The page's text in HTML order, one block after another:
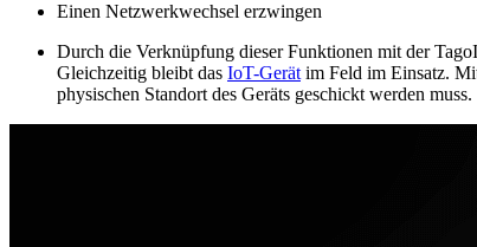
Einen Netzwerkwechsel erzwingen
Durch die Verknüpfung dieser Funktionen mit der
Gleichzeitig bleibt das IoT-Gerätim Feld im Einsatz.
physischen Standort des Geräts geschickt werden muss.